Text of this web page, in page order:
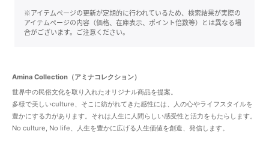
※アイテムページの更新が定期的に行われているため、検索結果が実際の
アイテムページの内容（価格、在庫表示、ポイント倍数等）とは異なる場
合がございます。ご注意ください。
Amina Collection（アミナコレクション）
世界中の民俗文化を取り入れたオリジナル商品を提案。
多様で美しいculture、そこに紡がれてきた感性には、人の心やライフスタイルを
豊かにする力があります。それは人生に人間らしい感受性と活力をもたらします。
No culture, No life、人生を豊かに広げる人生価値を創造、発信します。